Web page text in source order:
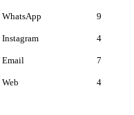
WhatsApp 9
Instagram 4
Email 7
Web 4